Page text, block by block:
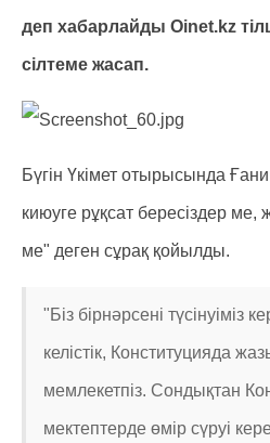
деп хабарлайды Oinet.kz
сілтеме жасап.
Бүгін Үкімет отырысында
киюуге рұқсат бересіздер ме,
ме" деген сұрақ қойылды.
"Біз бірнәрсені түсінуіміз
келістік, Конституцияда
мемлекетпіз. Сондықтан
мектептерде өмір сүруі